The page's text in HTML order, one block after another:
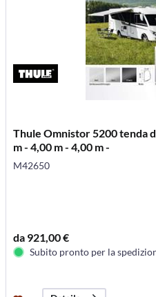
Thule Omnistor 5200 tenda
m - 4,00 m - 4,00 m -
M42650
da 921,00 €
Subito pronto per la